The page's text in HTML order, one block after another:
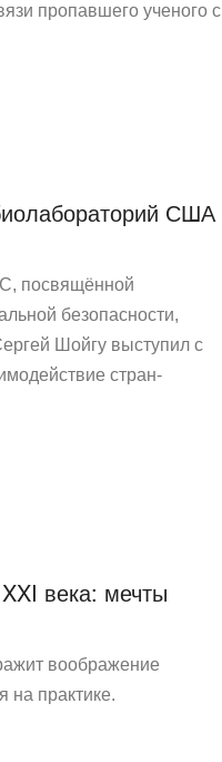
пропавшего ученого с
США
посвящённой
безопасности,
Шойгу выступил с
стран-
века: мечты
воображение
на практике.